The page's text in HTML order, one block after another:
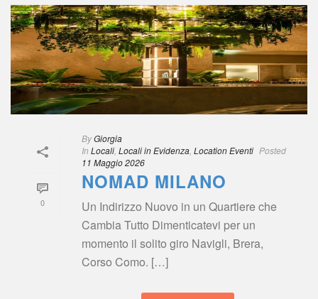
0
ByGiorgia
In Locali Locali in Evidenza Location Eventi Posted
11 Maggio 2026
NOMAD MILANO
Un Indirizzo Nuovo in un Quartiere che
Cambia Tutto Dimenticatevi per un
momento il solito giro Navigli, Brera,
Corso Como. […]